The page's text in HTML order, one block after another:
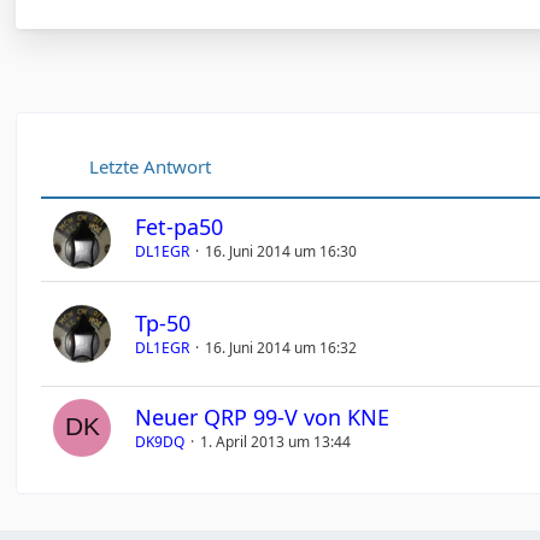
Letzte Antwort
Fet-pa50
DL1EGR 16. Juni 2014 um 16:30
Tp-50
DL1EGR 16. Juni 2014 um 16:32
Neuer QRP 99-V von KNE
DK9DQ 1. April 2013 um 13:44